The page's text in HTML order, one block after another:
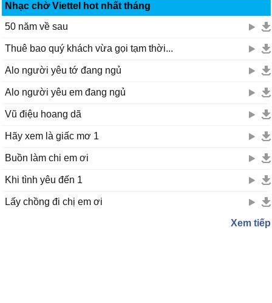
Nhạc chờ Viettel hot nhất tháng
50 năm về sau
Thuê bao quý khách vừa gọi tạm thời...
Alo người yêu tớ đang ngủ
Alo người yêu em đang ngủ
Vũ điệu hoang dã
Hãy xem là giấc mơ 1
Buồn làm chi em ơi
Khi tình yêu đến 1
Lấy chồng đi chị em ơi
Xem tiếp